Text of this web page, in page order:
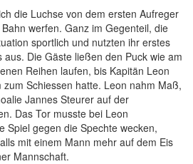
die Luchse von dem ersten Aufreger
werfen. Ganz im Gegenteil, die
sportlich und nutzten ihr erstes
aus. Die Gäste ließen den Puck wie am
Reihen laufen, bis Kapitän Leon
Schiessen hatte. Leon nahm Maß,
Jannes Steurer auf der
Das Tor musste bei Leon
Spiel gegen die Spechte wecken,
mit einem Mann mehr auf dem Eis
Mannschaft.